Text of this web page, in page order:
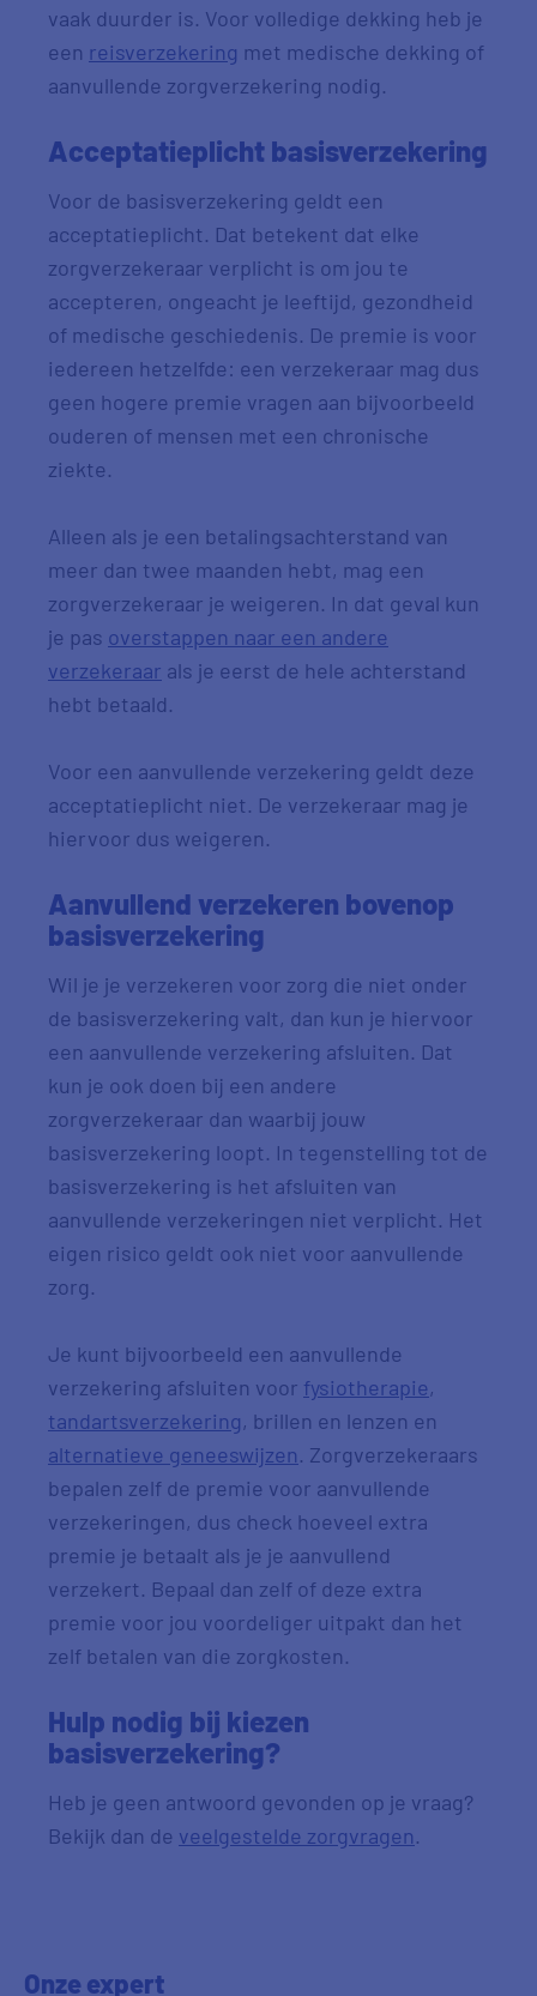
vaak duurder is. Voor volledige dekking heb je
een reisverzekering met medische dekking of
aanvullende zorgverzekering nodig.
Acceptatieplicht basisverzekering
Voor de basisverzekering geldt een
acceptatieplicht. Dat betekent dat elke
zorgverzekeraar verplicht is om jou te
accepteren, ongeacht je leeftijd, gezondheid
of medische geschiedenis. De premie is voor
iedereen hetzelfde: een verzekeraar mag dus
geen hogere premie vragen aan bijvoorbeeld
ouderen of mensen met een chronische
ziekte.
Alleen als je een betalingsachterstand van
meer dan twee maanden hebt, mag een
zorgverzekeraar je weigeren. In dat geval kun
je pas overstappen naar een andere
verzekeraar als je eerst de hele achterstand
hebt betaald.
Voor een aanvullende verzekering geldt deze
acceptatieplicht niet. De verzekeraar mag je
hiervoor dus weigeren.
Aanvullend verzekeren bovenop
basisverzekering
Wil je je verzekeren voor zorg die niet onder
de basisverzekering valt, dan kun je hiervoor
een aanvullende verzekering afsluiten. Dat
kun je ook doen bij een andere
zorgverzekeraar dan waarbij jouw
basisverzekering loopt. In tegenstelling tot de
basisverzekering is het afsluiten van
aanvullende verzekeringen niet verplicht. Het
eigen risico geldt ook niet voor aanvullende
zorg.
Je kunt bijvoorbeeld een aanvullende
verzekering afsluiten voor fysiotherapie,
tandartsverzekering, brillen en lenzen en
alternatieve geneeswijzen. Zorgverzekeraars
bepalen zelf de premie voor aanvullende
verzekeringen, dus check hoeveel extra
premie je betaalt als je je aanvullend
verzekert. Bepaal dan zelf of deze extra
premie voor jou voordeliger uitpakt dan het
zelf betalen van die zorgkosten.
Hulp nodig bij kiezen
basisverzekering?
Heb je geen antwoord gevonden op je vraag?
Bekijk dan de veelgestelde zorgvragen.
Onze expert